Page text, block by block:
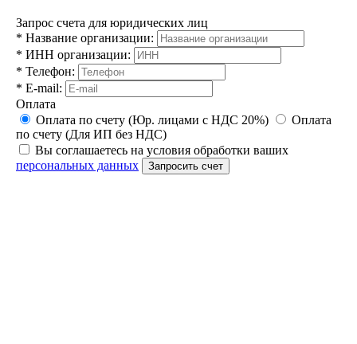
Запрос счета для юридических лиц
* Название организации:
* ИНН организации:
* Телефон:
* E-mail:
Оплата
Оплата по счету (Юр. лицами с НДС 20%)
Оплата
по счету (Для ИП без НДС)
Вы соглашаетесь на условия обработки ваших
персональных данных